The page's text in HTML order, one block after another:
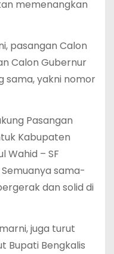
memenangkan
pasangan Calon
Calon Gubernur
sama, yakni nomor
Pasangan
Kabupaten
Wahid – SF
sama-
dan solid di
juga turut
Bupati Bengkalis